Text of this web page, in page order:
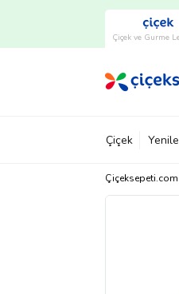
Çiçek ve Gurme
Çiçek
Çiçeksepeti.com